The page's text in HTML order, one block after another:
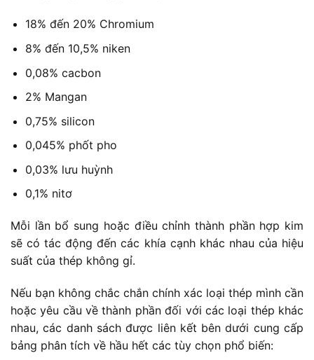
18% đến 20% Chromium
8% đến 10,5% niken
0,08% cacbon
2% Mangan
0,75% silicon
0,045% phốt pho
0,03% lưu huỳnh
0,1% nitơ
Mỗi lần bổ sung hoặc điều chỉnh thành phần hợp kim
sẽ có tác động đến các khía cạnh khác nhau của hiệu
suất của thép không gỉ.
Nếu bạn không chắc chắn chính xác loại thép mình cần
hoặc yêu cầu về thành phần đối với các loại thép khác
nhau, các danh sách được liên kết bên dưới cung cấp
bảng phân tích về hầu hết các tùy chọn phổ biến: